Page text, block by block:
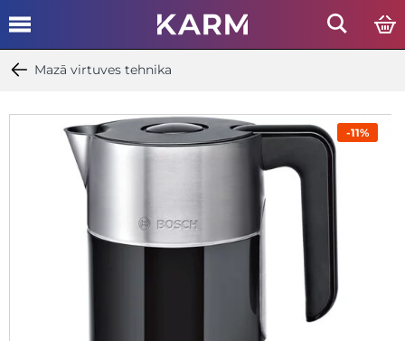
Mazā virtuves tehnika
-11%